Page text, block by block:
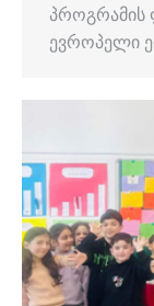
პროგრამის
ევროპელი